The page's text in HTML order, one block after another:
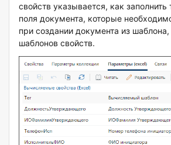
свойств указывается, как заполнить
поля документа, которые
при создании документа из
шаблонов свойств.